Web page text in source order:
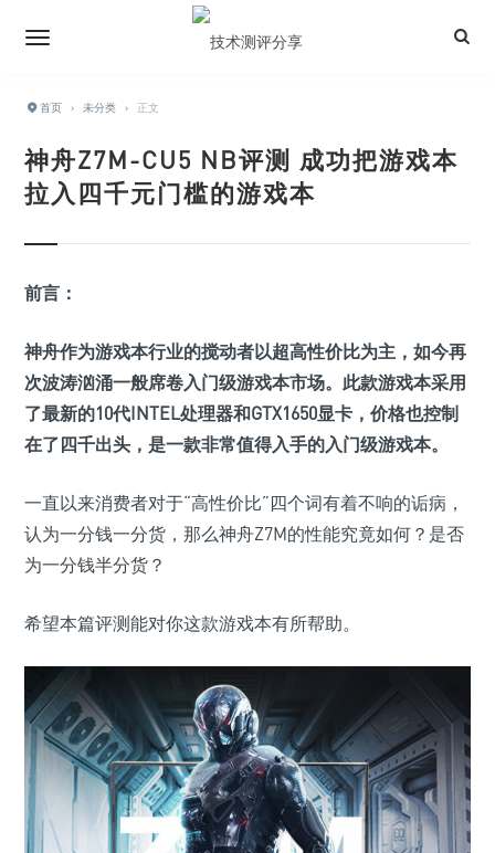
首页 › 未分类 › 正文
神舟Z7M-CU5 NB评测 成功把游戏本
拉入四千元门槛的游戏本
前言：
神舟作为游戏本行业的搅动者以超高性价比为主，如今再
次波涛汹涌一般席卷入门级游戏本市场。此款游戏本采用
了最新的10代INTEL处理器和GTX1650显卡，价格也控制
在了四千出头，是一款非常值得入手的入门级游戏本。
一直以来消费者对于“高性价比”四个词有着不响的诟病，
认为一分钱一分货，那么神舟Z7M的性能究竟如何？是否
为一分钱半分货？
希望本篇评测能对你这款游戏本有所帮助。